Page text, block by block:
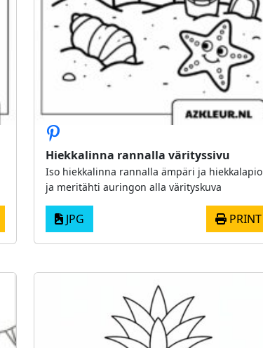
Hiekkalinna rannalla värityssivu
Iso hiekkalinna rannalla ämpäri ja hiekkalapio
ja meritähti auringon alla värityskuva
JPG PRINT